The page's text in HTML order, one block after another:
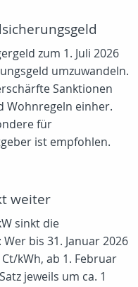
zum 1. Juli 2026
umzuwandeln.
Sanktionen
Wohnregeln einher.
für
ist empfohlen.
weiter
sinkt die
bis 31. Januar 2026
kWh, ab 1. Februar
jeweils um ca. 1